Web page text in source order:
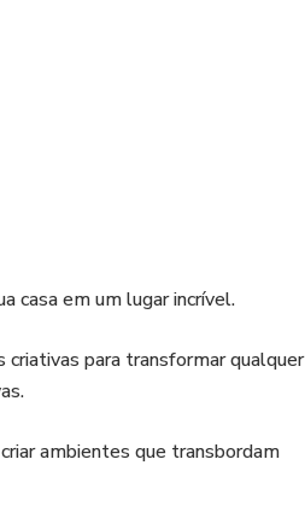
casa em um lugar incrível.
criativas para transformar qualquer
ambientes que transbordam